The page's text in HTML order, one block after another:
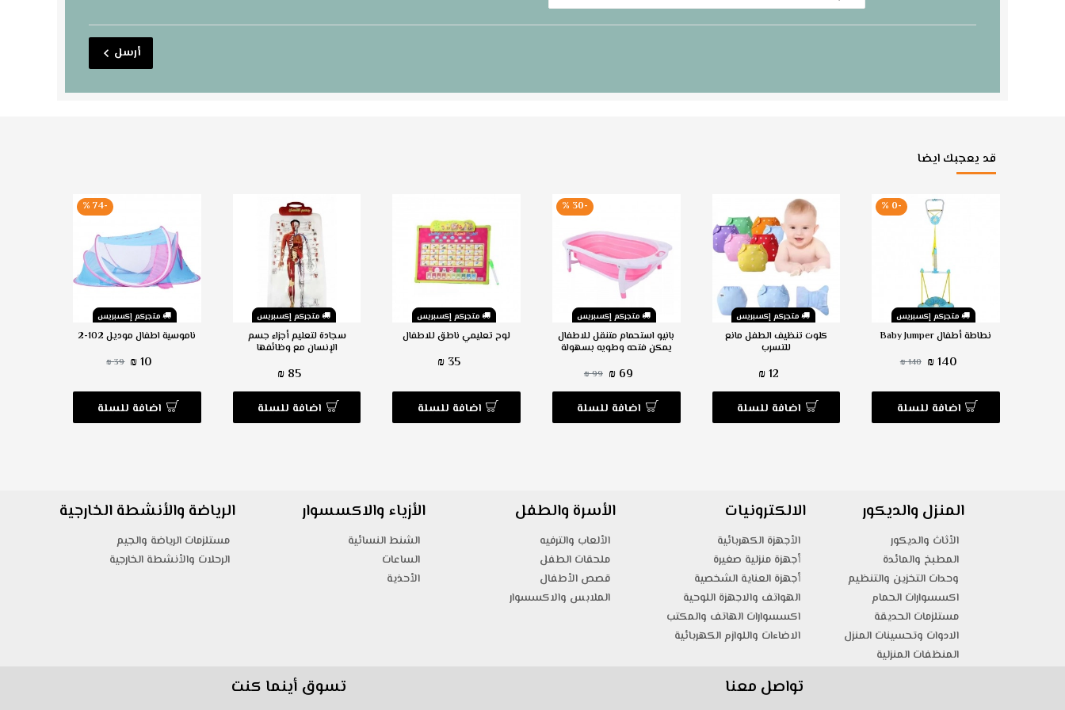
أرسل
قد يعجبك ايضا
متجركم إكسبريس
-0 %
نطاطة أطفال Baby Jumper
140 ₪
140 ₪
اضافة للسلة
متجركم إكسبريس
كلوت تنظيف الطفل مانع
للتسرب
12 ₪
اضافة للسلة
متجركم إكسبريس
-30 %
بانيو استحمام متنقل للاطفال
يمكن فتحه وطويه بسهولة
69 ₪
99 ₪
اضافة للسلة
متجركم إكسبريس
لوح تعليمي ناطق للاطفال
35 ₪
اضافة للسلة
متجركم إكسبريس
سجادة لتعليم أجزاء جسم
الإنسان مع وظائفها
85 ₪
اضافة للسلة
متجركم إكسبريس
-74 %
ناموسية اطفال موديل 102-2
10 ₪
39 ₪
اضافة للسلة
المنزل والديكور
الأثاث والديكور
المطبخ والمائدة
وحدات التخزين والتنظيم
اكسسوارات الحمام
مستلزمات الحديقة
الادوات وتحسينات المنزل
المنظفات المنزلية
الالكترونيات
الأجهزة الكهربائية
أجهزة منزلية صغيرة
أجهزة العناية الشخصية
الهواتف والاجهزة اللوحية
اكسسوارات الهاتف والمكتب
الاضاءات واللوازم الكهربائية
الأسرة والطفل
الألعاب والترفيه
ملحقات الطفل
قصص الأطفال
الملابس والاكسسوار
الأزياء والاكسسوار
الشنط النسائية
الساعات
الأحذية
الرياضة والأنشطة الخارجية
مستلزمات الرياضة والجيم
الرحلات والأنشطة الخارجية
تواصل معنا تسوق أينما كنت